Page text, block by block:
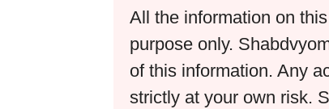
All the information on
purpose only.
of this information. Any
strictly at your own risk.